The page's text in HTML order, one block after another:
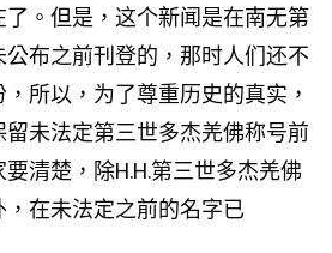
。但是，这个新闻是在南无第
布之前刊登的，那时人们还不
所以，为了尊重历史的真实，
未法定第三世多杰羌佛称号前
清楚，除H.H.第三世多杰羌佛
在未法定之前的名字已